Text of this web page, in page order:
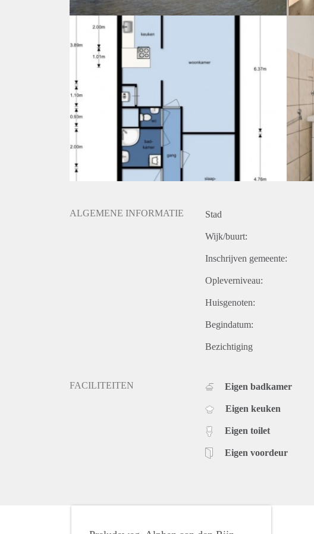
ALGEMENE INFORMATIE Stad
Wijk/buurt:
Inschrijven gemeente:
Opleverniveau:
Huisgenoten:
Begindatum:
Bezichtiging
FACILITEITEN Eigen badkamer
Eigen keuken
Eigen toilet
Eigen voordeur